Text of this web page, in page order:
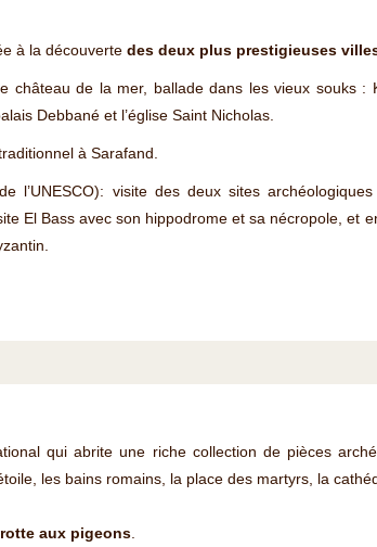
à la découverte des deux plus prestigieuses
château de la mer, ballade dans les vieux souks :
Debbané et l’église Saint Nicholas.
à Sarafand.
l’UNESCO): visite des deux sites
El Bass avec son hippodrome et sa nécropole, et
qui abrite une riche collection de pièces
les bains romains, la place des martyrs, la
aux pigeons.